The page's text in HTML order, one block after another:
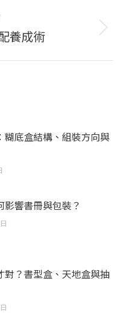
養成術
糊底盒結構、組裝方向與
影響書冊與包裝？
對？書型盒、天地盒與抽